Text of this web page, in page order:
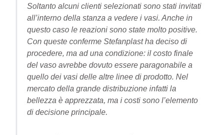
Soltanto alcuni clienti selezionati sono stati invitati
all’interno della stanza a vedere i vasi. Anche in
questo caso le reazioni sono state molto positive.
Con queste conferme Stefanplast ha deciso di
procedere, ma ad una condizione: il costo finale
del vaso avrebbe dovuto essere paragonabile a
quello dei vasi delle altre linee di prodotto. Nel
mercato della grande distribuzione infatti la
bellezza è apprezzata, ma i costi sono l’elemento
di decisione principale.